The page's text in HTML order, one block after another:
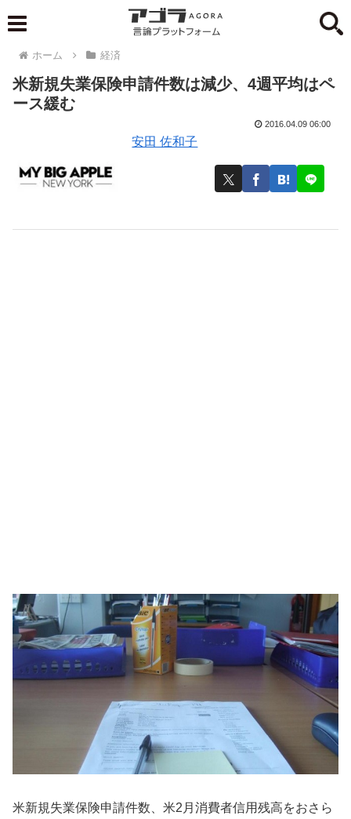
ホーム 経済
米新規失業保険申請件数は減少、4週平均はペ
ース緩む
安田 佐和子
2016.04.09 06:00
米新規失業保険申請件数、米2月消費者信用残高をおさら